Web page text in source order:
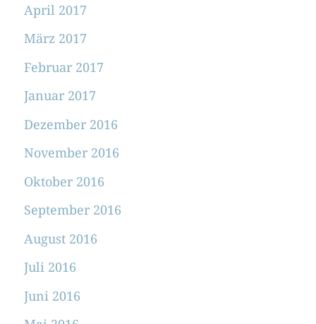
April 2017
März 2017
Februar 2017
Januar 2017
Dezember 2016
November 2016
Oktober 2016
September 2016
August 2016
Juli 2016
Juni 2016